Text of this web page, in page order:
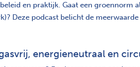
en praktijk. Gaat een
Deze podcast belicht de
energieneutraal en